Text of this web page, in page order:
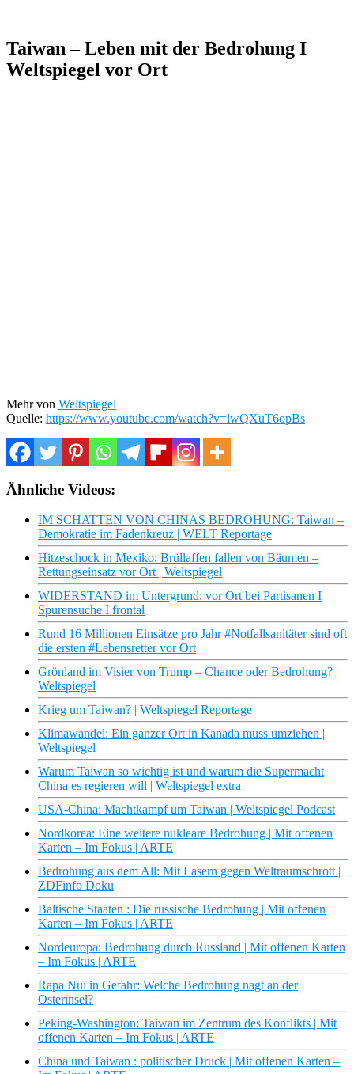
Taiwan – Leben mit der Bedrohung I
Weltspiegel vor Ort
Mehr von Weltspiegel
Quelle: https://www.youtube.com/watch?v=lwQXuT6opBs
Ähnliche Videos:
IM SCHATTEN VON CHINAS BEDROHUNG: Taiwan –
Demokratie im Fadenkreuz | WELT Reportage
Hitzeschock in Mexiko: Brüllaffen fallen von Bäumen –
Rettungseinsatz vor Ort | Weltspiegel
WIDERSTAND im Untergrund: vor Ort bei Partisanen I
Spurensuche I frontal
Rund 16 Millionen Einsätze pro Jahr #Notfallsanitäter sind oft
die ersten #Lebensretter vor Ort
Grönland im Visier von Trump – Chance oder Bedrohung? |
Weltspiegel
Krieg um Taiwan? | Weltspiegel Reportage
Klimawandel: Ein ganzer Ort in Kanada muss umziehen |
Weltspiegel
Warum Taiwan so wichtig ist und warum die Supermacht
China es regieren will | Weltspiegel extra
USA-China: Machtkampf um Taiwan | Weltspiegel Podcast
Nordkorea: Eine weitere nukleare Bedrohung | Mit offenen
Karten – Im Fokus | ARTE
Bedrohung aus dem All: Mit Lasern gegen Weltraumschrott |
ZDFinfo Doku
Baltische Staaten : Die russische Bedrohung | Mit offenen
Karten – Im Fokus | ARTE
Nordeuropa: Bedrohung durch Russland | Mit offenen Karten
– Im Fokus | ARTE
Rapa Nui in Gefahr: Welche Bedrohung nagt an der
Osterinsel?
Peking-Washington: Taiwan im Zentrum des Konflikts | Mit
offenen Karten – Im Fokus | ARTE
China und Taiwan : politischer Druck | Mit offenen Karten –